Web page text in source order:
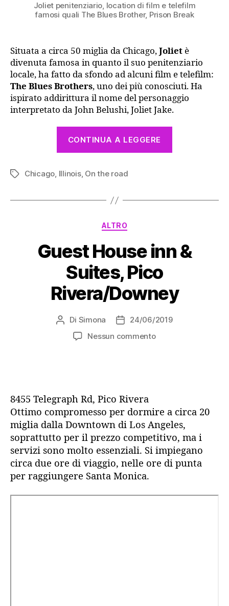
Joliet penitenziario, location di film e telefilm
famosi quali The Blues Brother, Prison Break
Situata a circa 50 miglia da Chicago,Joliet è
divenuta famosa in quanto il suo penitenziario
locale, ha fatto da sfondo ad alcuni film e telefilm:
The Blues Brothers, uno dei più conosciuti. Ha
ispirato addirittura il nome del personaggio
interpretato da John Belushi, Joliet Jake.
CONTINUA A LEGGERE
Tag Chicago, Illinois, On the road
Categorie
ALTRO
Guest House inn &
Suites, Pico
Rivera/Downey
Autore
articolo
Di Simona
Data
dell'articolo
24/06/2019
Nessun commentosu
Rivera/Downey
8455 Telegraph Rd, Pico Rivera
Ottimo compromesso per dormire a circa 20
miglia dalla Downtown di Los Angeles,
soprattutto per il prezzo competitivo, ma i
servizi sono molto essenziali. Si impiegano
circa due ore di viaggio, nelle ore di punta
per raggiungere Santa Monica.